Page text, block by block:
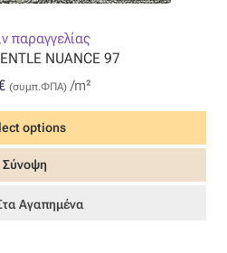
παραγγελίας
NUANCE 97
(συμπ.ΦΠΑ)/m²
options
Σύνοψη
Αγαπημένα